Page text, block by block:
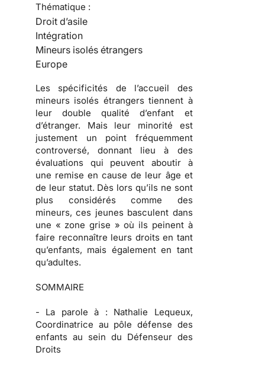
Thématique :
Droit d’asile
Intégration
Mineurs isolés étrangers
Europe
Les spécificités de l’accueil des
mineurs isolés étrangers tiennent à
leur double qualité d’enfant et
d’étranger. Mais leur minorité est
justement un point fréquemment
controversé, donnant lieu à des
évaluations qui peuvent aboutir à
une remise en cause de leur âge et
de leur statut. Dès lors qu’ils ne sont
plus considérés comme des
mineurs, ces jeunes basculent dans
une « zone grise » où ils peinent à
faire reconnaître leurs droits en tant
qu’enfants, mais également en tant
qu’adultes.
SOMMAIRE
- La parole à : Nathalie Lequeux,
Coordinatrice au pôle défense des
enfants au sein du Défenseur des
Droits